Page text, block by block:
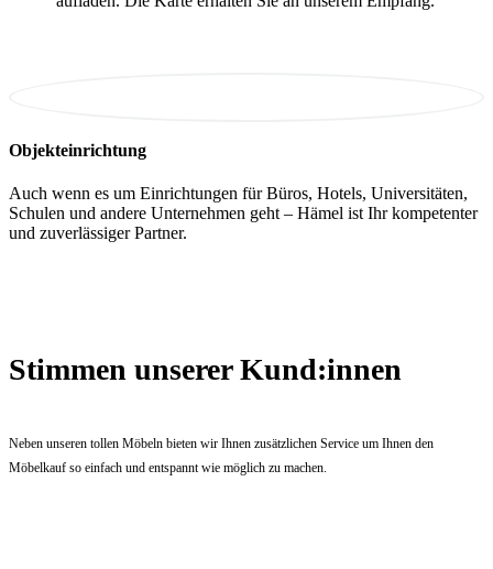
Objekteinrichtung
Auch wenn es um Einrichtungen für Büros, Hotels, Universitäten,
Schulen und andere Unternehmen geht – Hämel ist Ihr kompetenter
und zuverlässiger Partner.
Stimmen unserer Kund:innen
Neben unseren tollen Möbeln bieten wir Ihnen zusätzlichen Service um Ihnen den
Möbelkauf so einfach und entspannt wie möglich zu machen.